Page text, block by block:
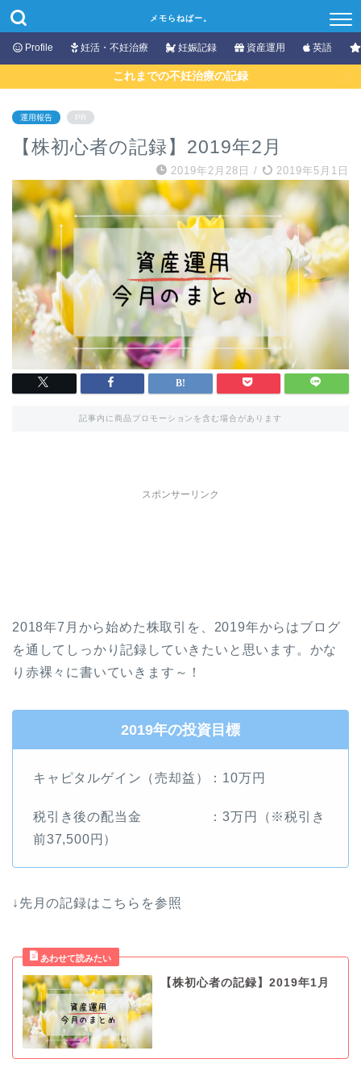
メモらねばー。
Profile 妊活・不妊治療 妊娠記録 資産運用 英語
これまでの不妊治療の記録
運用報告 PR
【株初心者の記録】2019年2月
2019年2月28日 / 2019年5月1日
記事内に商品プロモーションを含む場合があります
スポンサーリンク
2018年7月から始めた株取引を、2019年からはブログ
を通してしっかり記録していきたいと思います。かな
り赤裸々に書いていきます～！
2019年の投資目標
キャピタルゲイン（売却益）：10万円
税引き後の配当金 ：3万円（※税引き
前37,500円）
↓先月の記録はこちらを参照
【株初心者の記録】2019年1月